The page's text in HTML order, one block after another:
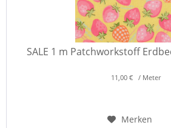
SALE 1 m Patchworkstoff
11,00 € / Meter
Merken